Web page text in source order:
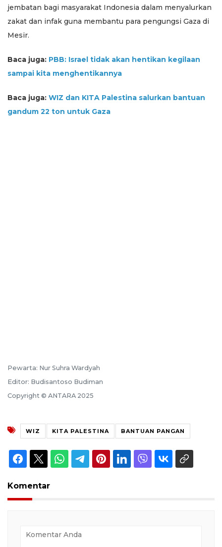
jembatan bagi masyarakat Indonesia dalam menyalurkan
zakat dan infak guna membantu para pengungsi Gaza di
Mesir.
Baca juga: PBB: Israel tidak akan hentikan kegilaan
sampai kita menghentikannya
Baca juga: WIZ dan KITA Palestina salurkan bantuan
gandum 22 ton untuk Gaza
Pewarta: Nur Suhra Wardyah
Editor: Budisantoso Budiman
Copyright © ANTARA 2025
WIZ KITA PALESTINA BANTUAN PANGAN
Komentar